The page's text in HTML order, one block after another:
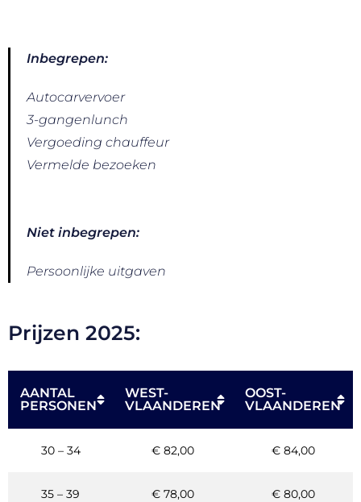
Inbegrepen:
Autocarvervoer
3-gangenlunch
Vergoeding chauffeur
Vermelde bezoeken
Niet inbegrepen:
Persoonlijke uitgaven
Prijzen 2025:
AANTAL
PERSONEN
WEST-
VLAANDEREN
OOST-
VLAANDEREN
30 – 34 € 82,00 € 84,00
35 – 39 € 78,00 € 80,00